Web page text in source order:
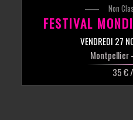
Non
FESTIVAL
VENDREDI 27
Montpellier
35 €